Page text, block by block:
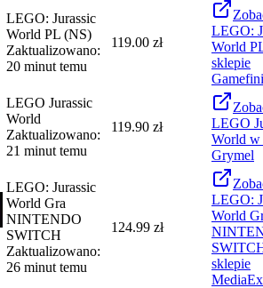
LEGO: Jurassic
World PL (NS)
Zaktualizowano:
20 minut temu
119.00 zł
LEGO:
World
sklepie
LEGO Jurassic
World
Zaktualizowano:
21 minut temu
119.90 zł
LEGO
World w
Grymel
LEGO: Jurassic
World Gra
NINTENDO
SWITCH
Zaktualizowano:
26 minut temu
124.99 zł
LEGO:
World
sklepie